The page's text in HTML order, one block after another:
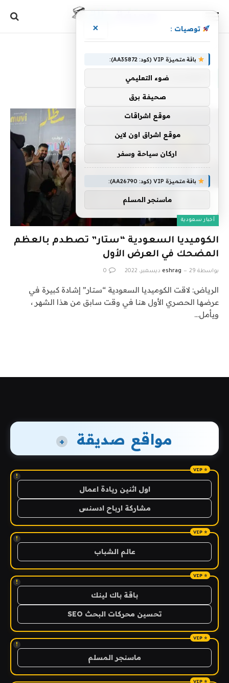
أخبار سعودية
الكوميديا ​​السعودية “ستار” تصطدم بالعظم
المضحك في العرض الأول
بواسطة eshrag 29 ديسمبر، 2022 0
الرياض: لاقت الكوميديا ​​السعودية “ستار” إشادة كبيرة في
عرضها الحصري الأول هنا في وقت سابق من هذا الشهر ،
ويأمل…
مواقع صديقة +
!
اول اثنين ريادة اعمال
مشاركة ارباح ادسنس
!
عالم الشباب
!
باقة باك لينك
تحسين محركات البحث SEO
!
ماسنجر المسلم
توصيات : ×
باقة متميزة VIP (كود: AA35872):
ضوء التعليمي
صحيفة برق
موقع اشراقات
موقع اشراق اون لاين
اركان سياحة وسفر
باقة متميزة VIP (كود: AA26790):
ماسنجر المسلم